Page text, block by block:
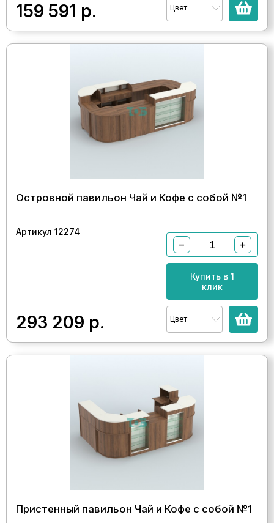
159 591 р. Цвет
Островной павильон Чай и Кофе с собой №1
Артикул 12274
293 209 р.
− +
Купить в 1
клик
Цвет
Пристенный павильон Чай и Кофе с собой №1